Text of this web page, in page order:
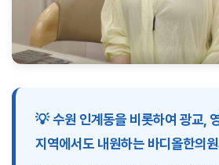
💡 수원 인계동을 비롯하여 광교,
지역에서도 내원하는 바디올한의